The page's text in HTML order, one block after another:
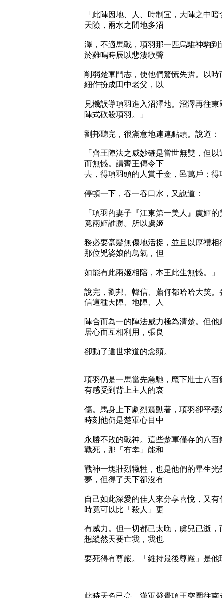
「此陣因地、人、時制宜，大陣之中
天險，兩水之間地多沼
澤，不適馬戰，項羽那一匹烏騅神駒
於雞鳴時辰以悲淒歌聲
削弱楚軍鬥志，使他們驚慌失措。以
細作扮成田中老父，以
見機誤導項羽進入沼澤地。沼澤再往
陣式砍殺項羽。」
劉邦聽完，很滿意地連連點頭。說道：
「齊王陣法之威妙確是當世無雙，但
而無憾。請齊王傳令下
去，得項羽頭的人賞千金，邑萬戶；
停頓一下，吞一吞口水，又說道：
「項羽的妻子『江東第一美人』虞姬
竟兩姬誰勝。所以虞姬
務必要毫髮無傷地活捉，並且以厚禮
那位兇婆娘的鳥氣，但
如能有此兩姬相陪，本王此生無憾。」
說完，劉邦、韓信、蕭何都哈哈大笑
信這種天陣、地陣、人
陣合而為一的陣法威力極為清楚。但
居心而互相利用，張良
卻動了遁世求道的念頭。
項羽仍是一馬當先急馳，麾下壯士八
有感受到背上主人的哀
傷。馬身上下劇烈震動著，項羽卻平
時刻他仍是楚軍心目中
永勝不敗的戰神。這些楚軍僅存的八
戰死，那「有幸」能和
戰神一塊壯烈犧牲，也是他們的畢生
夢，但得了天下卻沒有
自己如此深愛的佳人來分享喜悅，又
時竟可以比「殺人」更
有威力。但一切都已太晚，虞兒已逝
想縱然天要亡我，我也
要死得有尊嚴。「維持最後尊嚴」是
此時天色已亮，漢軍發覺項王突圍往